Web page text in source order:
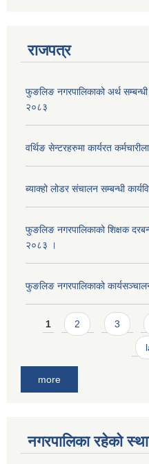
राजपत्र
फुङलिङ नगरपालिकाको अर्थ सम्बन्धी
२०८३
वर्थिङ सेन्टरहरुमा कार्यरत
ब्याक्हो लोडर संचालन सम्बन्धी
फुङलिङ नगरपालिकाको शिक्षक
२०८३ ।
फुङलिङ नगरपालिकाको
Pages
1 2 3
more
नगरपालिका रहेको